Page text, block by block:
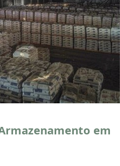
em